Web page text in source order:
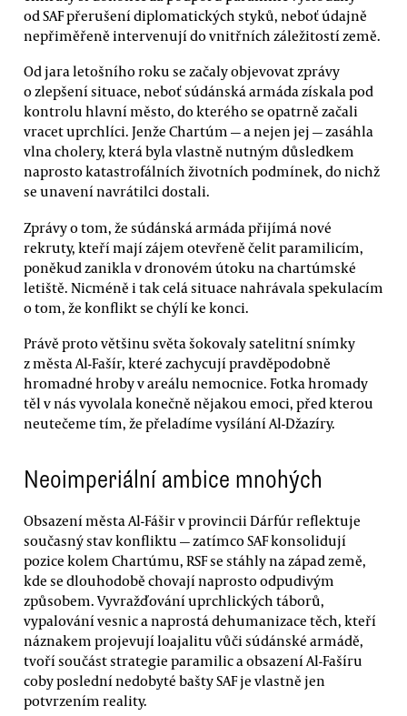
od SAF přerušení diplomatických styků, neboť údajně
nepřiměřeně intervenují do vnitřních záležitostí země.
Od jara letošního roku se začaly objevovat zprávy
o zlepšení situace, neboť súdánská armáda získala pod
kontrolu hlavní město, do kterého se opatrně začali
vracet uprchlíci. Jenže Chartúm — a nejen jej — zasáhla
vlna cholery, která byla vlastně nutným důsledkem
naprosto katastrofálních životních podmínek, do nichž
se unavení navrátilci dostali.
Zprávy o tom, že súdánská armáda přijímá nové
rekruty, kteří mají zájem otevřeně čelit paramilicím,
poněkud zanikla v dronovém útoku na chartúmské
letiště. Nicméně i tak celá situace nahrávala spekulacím
o tom, že konflikt se chýlí ke konci.
Právě proto většinu světa šokovaly satelitní snímky
z města Al-Fašír, které zachycují pravděpodobně
hromadné hroby v areálu nemocnice. Fotka hromady
těl v nás vyvolala konečně nějakou emoci, před kterou
neutečeme tím, že přeladíme vysílání Al-Džazíry.
Neoimperiální ambice mnohých
Obsazení města Al-Fášir v provincii Dárfúr reflektuje
současný stav konfliktu — zatímco SAF konsolidují
pozice kolem Chartúmu, RSF se stáhly na západ země,
kde se dlouhodobě chovají naprosto odpudivým
způsobem. Vyvražďování uprchlických táborů,
vypalování vesnic a naprostá dehumanizace těch, kteří
náznakem projevují loajalitu vůči súdánské armádě,
tvoří součást strategie paramilic a obsazení Al-Fašíru
coby poslední nedobyté bašty SAF je vlastně jen
potvrzením reality.